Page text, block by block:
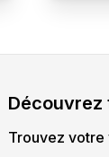
Découvrez
Trouvez